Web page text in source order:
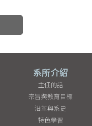
系所介紹
主任的話
宗旨與教育目標
沿革與系史
特色學習